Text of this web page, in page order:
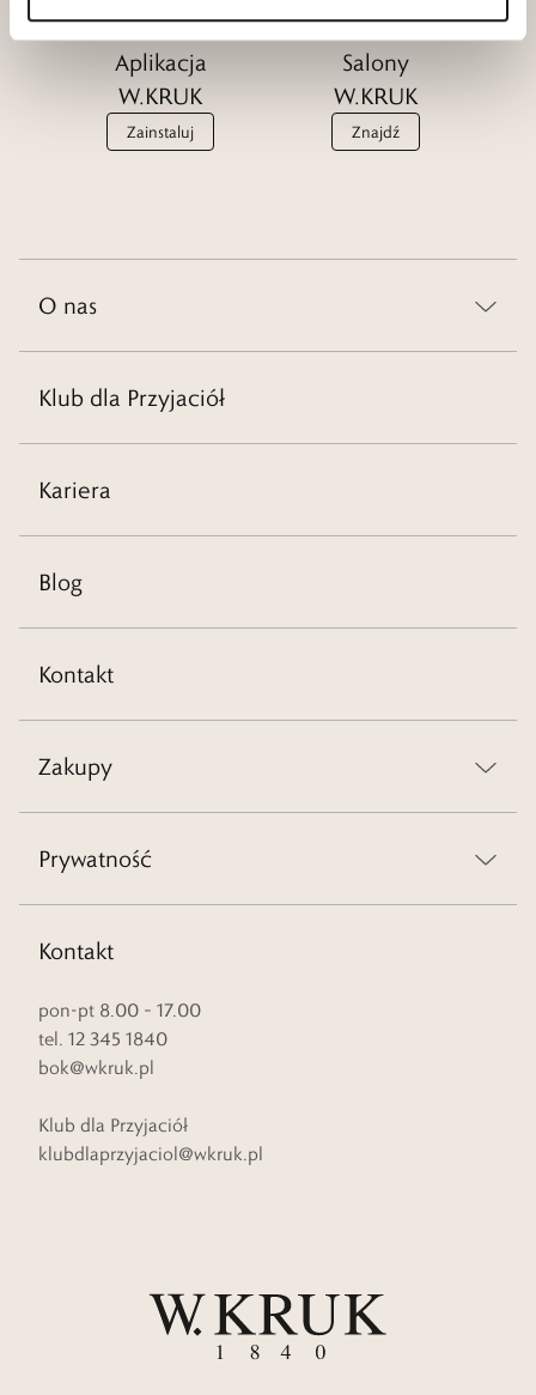
Aplikacja
W.KRUK
Zainstaluj
Salony
W.KRUK
Znajdź
O nas
Klub dla Przyjaciół
Kariera
Blog
Kontakt
Zakupy
Prywatność
Kontakt
pon-pt 8.00 – 17.00
tel. 12 345 1840
bok@wkruk.pl
Klub dla Przyjaciół
klubdlaprzyjaciol@wkruk.pl